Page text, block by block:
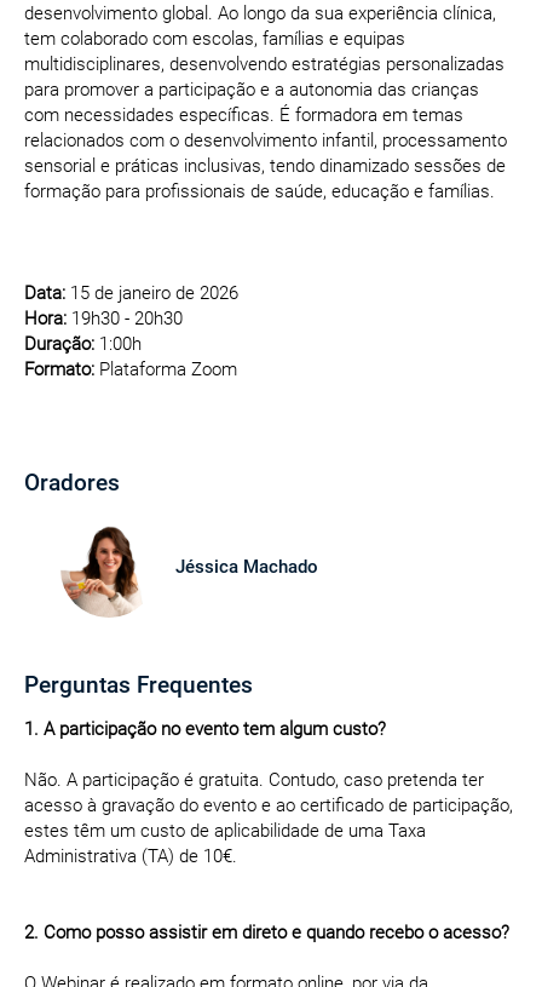
desenvolvimento global. Ao longo da sua experiência clínica,
tem colaborado com escolas, famílias e equipas
multidisciplinares, desenvolvendo estratégias personalizadas
para promover a participação e a autonomia das crianças
com necessidades específicas. É formadora em temas
relacionados com o desenvolvimento infantil, processamento
sensorial e práticas inclusivas, tendo dinamizado sessões de
formação para profissionais de saúde, educação e famílias.
Data: 15 de janeiro de 2026
Hora: 19h30 - 20h30
Duração: 1:00h
Formato: Plataforma Zoom
Oradores
Jéssica Machado
Perguntas Frequentes
1. A participação no evento tem algum custo?
Não. A participação é gratuita. Contudo, caso pretenda ter
acesso à gravação do evento e ao certificado de participação,
estes têm um custo de aplicabilidade de uma Taxa
Administrativa (TA) de 10€.
2. Como posso assistir em direto e quando recebo o acesso?